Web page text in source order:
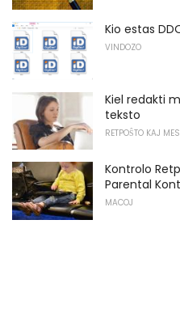
Kio estas
VINDOZO
Kiel redakti
teksto
RETPOŜTO KAJ
Kontrolo
Parental
MACOJ